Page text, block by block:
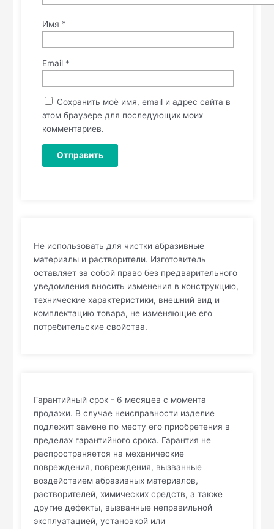
Имя *
Email *
Сохранить моё имя, email и адрес сайта в
этом браузере для последующих моих
комментариев.
Не использовать для чистки абразивные
материалы и растворители. Изготовитель
оставляет за собой право без предварительного
уведомления вносить изменения в конструкцию,
технические характеристики, внешний вид и
комплектацию товара, не изменяющие его
потребительские свойства.
Гарантийный срок - 6 месяцев с момента
продажи. В случае неисправности изделие
подлежит замене по месту его приобретения в
пределах гарантийного срока. Гарантия не
распространяется на механические
повреждения, повреждения, вызванные
воздействием абразивных материалов,
растворителей, химических средств, а также
другие дефекты, вызванные неправильной
эксплуатацией, установкой или